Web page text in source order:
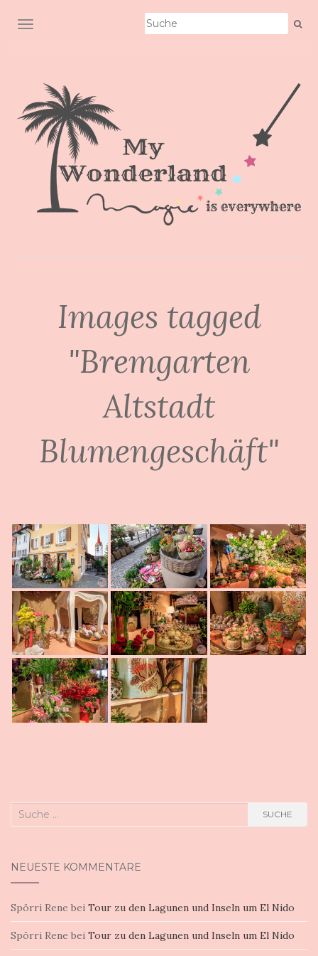
SCHALTE NAVIGATION
Images tagged
"Bremgarten
Altstadt
Blumengeschäft"
Suche
SUCHE
NEUESTE KOMMENTARE
Spörri Rene bei Tour zu den Lagunen und Inseln um El Nido
Spörri Rene bei Tour zu den Lagunen und Inseln um El Nido